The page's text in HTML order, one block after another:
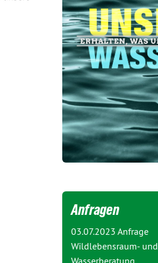
Anfragen
03.07.2023 Anfrage
Wildlebensraum- und
Wasserberatung